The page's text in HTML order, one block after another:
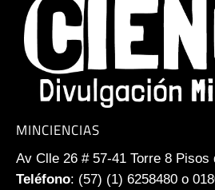
MINCIENCIAS
Av Clle 26 # 57-41 Torre 8 Pisos
Teléfono: (57) (1) 6258480 o